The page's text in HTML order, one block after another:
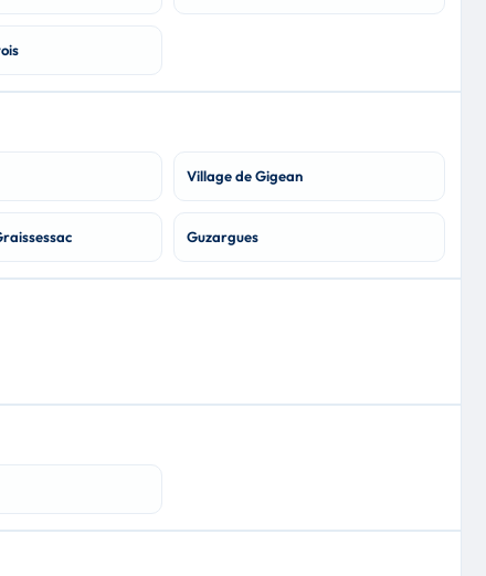
Village de Gigean
Guzargues